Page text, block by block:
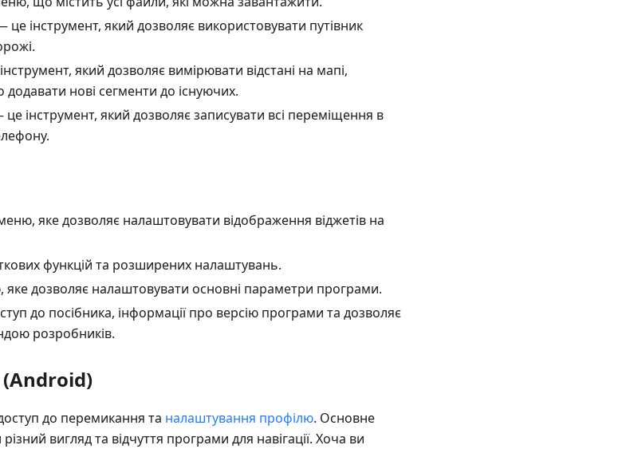
це інструмент, який дозволяє використовувати путівник
який дозволяє вимірювати відстані на мапі,
нові сегменти до існуючих.
інструмент, який дозволяє записувати всі переміщення в
яке дозволяє налаштовувати відображення віджетів на
функцій та розширених налаштувань.
дозволяє налаштовувати основні параметри програми.
до посібника, інформації про версію програми та дозволяє
розробників.
до перемикання та налаштування профілю. Основне
вигляд та відчуття програми для навігації. Хоча ви